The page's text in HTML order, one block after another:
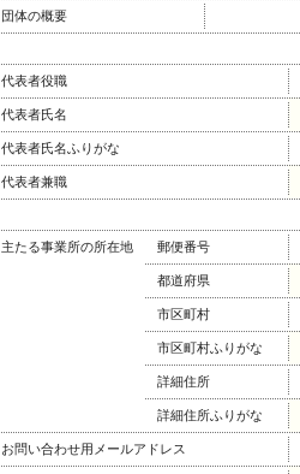
団体の概要
代表者役職
代表者氏名
代表者氏名ふりがな
代表者兼職
主たる事業所の所在地 郵便番号
都道府県
市区町村
市区町村ふりがな
詳細住所
詳細住所ふりがな
お問い合わせ用メールアドレス